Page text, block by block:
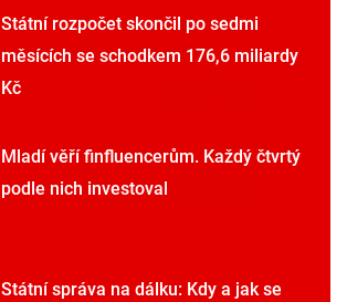
Státní rozpočet skončil po sedmi
měsících se schodkem 176,6 miliardy
Kč
Mladí věří finfluencerům. Každý čtvrtý
podle nich investoval
Státní správa na dálku: Kdy a jak se